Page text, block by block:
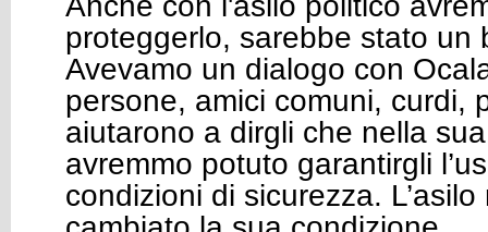
proteggerlo, sarebbe stato un
Avevamo un dialogo con
persone, amici comuni, curdi,
aiutarono a dirgli che nella
avremmo potuto garantirgli
condizioni di sicurezza.